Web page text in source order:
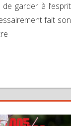
garder à l’esprit
fait son